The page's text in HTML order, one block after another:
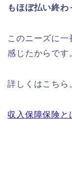
もほぼ払い終わ
このニーズに一
感じたからです
詳しくはこちら
収入保障保険